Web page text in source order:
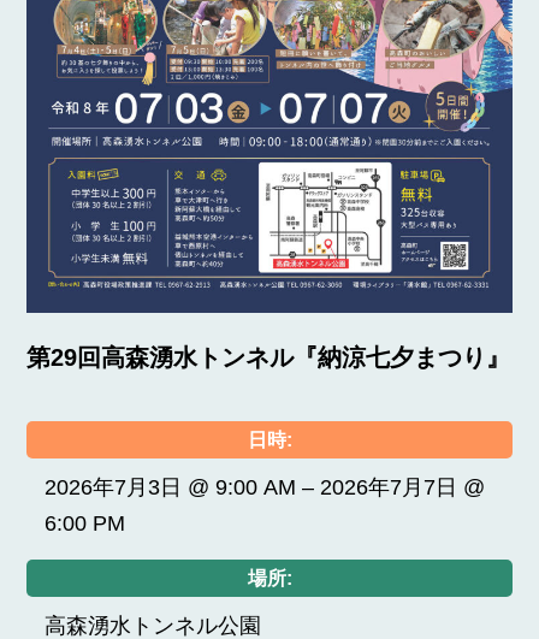
第29回高森湧水トンネル『納涼七夕まつり』
日時:
2026年7月3日 @ 9:00 AM – 2026年7月7日 @
6:00 PM
場所:
高森湧水トンネル公園